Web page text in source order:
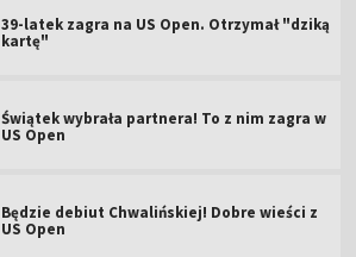
39-latek zagra na US Open. Otrzymał "dziką
kartę"
Świątek wybrała partnera! To z nim zagra w
US Open
Będzie debiut Chwalińskiej! Dobre wieści z
US Open